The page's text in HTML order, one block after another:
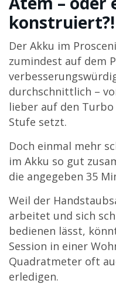
konstruiert?!
Der Akku im
zumindest auf dem
durchschnittlich –
lieber auf den
Stufe setzt.
Doch einmal mehr
im Akku so gut
die angegeben 35
Weil der
arbeitet und sich
bedienen lässt,
Session in einer
Quadratmeter oft
erledigen.